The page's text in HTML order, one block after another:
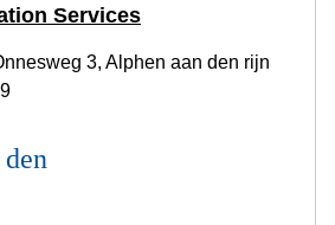
Services
3, Alphen aan den rijn